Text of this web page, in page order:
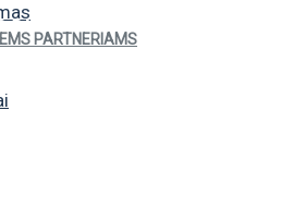
PADANGOS
PARTNERIAMS